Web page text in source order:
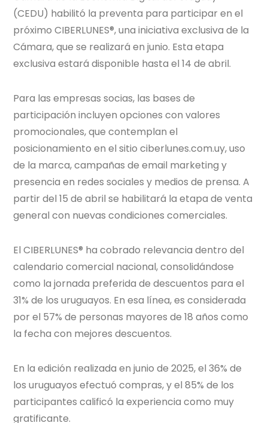
(CEDU) habilitó la preventa para participar en el
próximo CIBERLUNES®, una iniciativa exclusiva de la
Cámara, que se realizará en junio. Esta etapa
exclusiva estará disponible hasta el 14 de abril.
Para las empresas socias, las bases de
participación incluyen opciones con valores
promocionales, que contemplan el
posicionamiento en el sitio ciberlunes.com.uy, uso
de la marca, campañas de email marketing y
presencia en redes sociales y medios de prensa. A
partir del 15 de abril se habilitará la etapa de venta
general con nuevas condiciones comerciales.
El CIBERLUNES® ha cobrado relevancia dentro del
calendario comercial nacional, consolidándose
como la jornada preferida de descuentos para el
31% de los uruguayos. En esa línea, es considerada
por el 57% de personas mayores de 18 años como
la fecha con mejores descuentos.
En la edición realizada en junio de 2025, el 36% de
los uruguayos efectuó compras, y el 85% de los
participantes calificó la experiencia como muy
gratificante.